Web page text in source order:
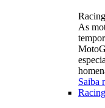
As
Saiba